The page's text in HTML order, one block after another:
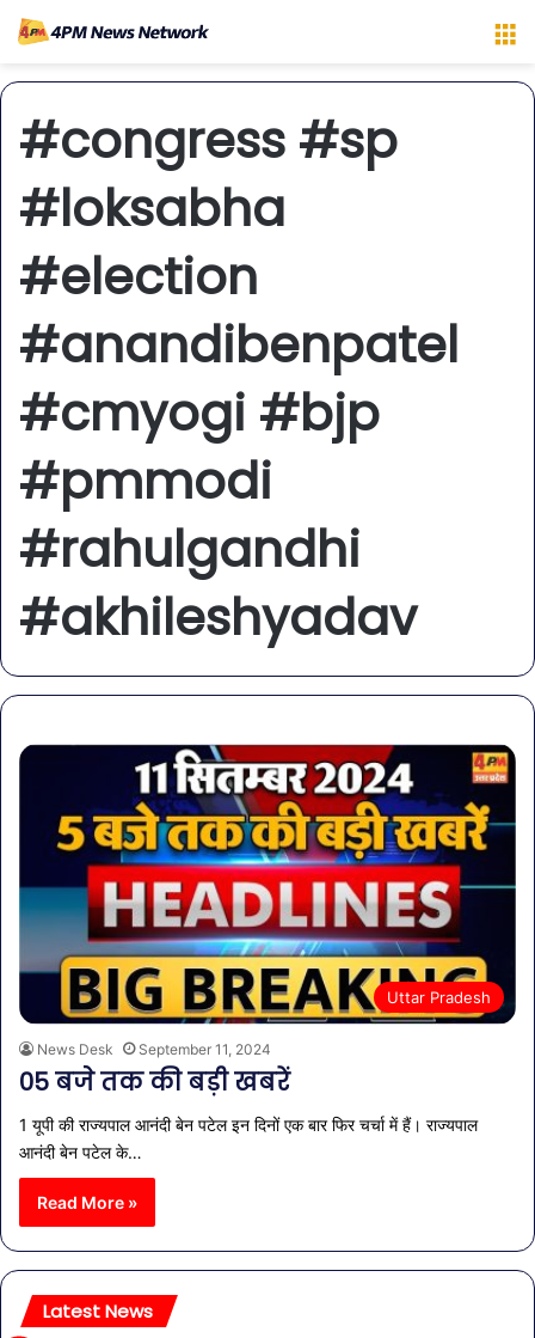
#congress #sp
#loksabha
#election
#anandibenpatel
#cmyogi #bjp
#pmmodi
#rahulgandhi
#akhileshyadav
Uttar Pradesh
News Desk September 11, 2024
05 बजे तक की बड़ी खबरें
1 यूपी की राज्यपाल आनंदी बेन पटेल इन दिनों एक बार फिर चर्चा में हैं। राज्यपाल
आनंदी बेन पटेल के…
Read More »
Latest News